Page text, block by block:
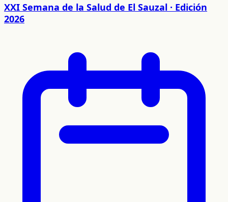
XXI Semana de la Salud de El Sauzal · Edición
2026